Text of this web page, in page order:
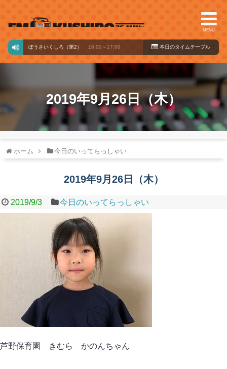
MENU
（再）ぼうさいくしろ（第2） 16:00～17:00 本日のタイ ムテーブル
2019年9月26日（木）
ホーム 今日のいってらっしゃい
2019年9月26日（木）
2019/9/3 今日のいってらっしゃい
芦野保育園 きむら かのんちゃん